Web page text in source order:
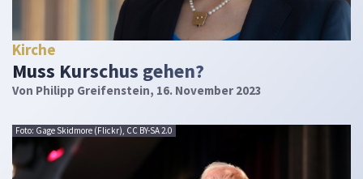
Kirche
Muss Kurschus gehen?
Von Philipp Greifenstein, 16. November 2023
Foto: Gage Skidmore (Flickr), CC BY-SA 2.0